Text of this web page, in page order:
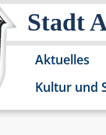
Stadt
Aktuelles
Kultur und